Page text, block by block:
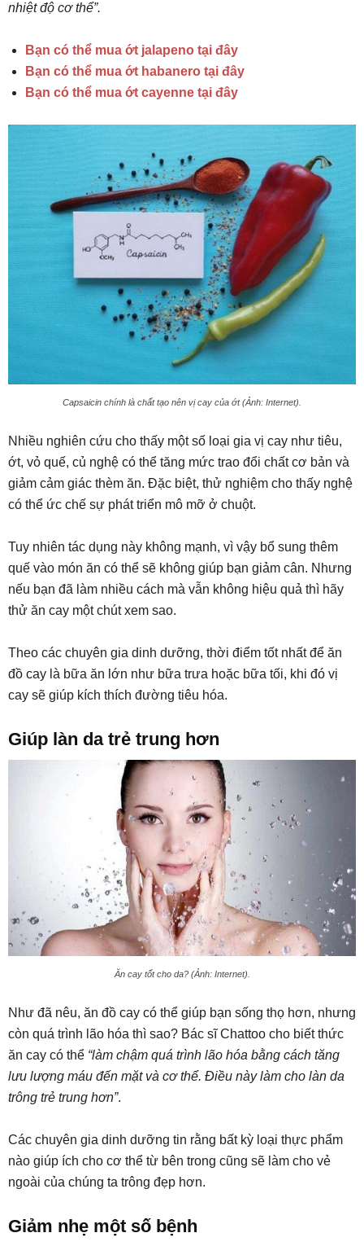
nhiệt độ cơ thể”.
Bạn có thể mua ớt jalapeno tại đây
Bạn có thể mua ớt habanero tại đây
Bạn có thể mua ớt cayenne tại đây
Capsaicin chính là chất tạo nên vị cay của ớt (Ảnh: Internet).
Nhiều nghiên cứu cho thấy một số loại gia vị cay như tiêu,
ớt, vỏ quế, củ nghệ có thể tăng mức trao đổi chất cơ bản và
giảm cảm giác thèm ăn. Đặc biệt, thử nghiệm cho thấy nghệ
có thể ức chế sự phát triển mô mỡ ở chuột.
Tuy nhiên tác dụng này không mạnh, vì vậy bổ sung thêm
quế vào món ăn có thể sẽ không giúp bạn giảm cân. Nhưng
nếu bạn đã làm nhiều cách mà vẫn không hiệu quả thì hãy
thử ăn cay một chút xem sao.
Theo các chuyên gia dinh dưỡng, thời điểm tốt nhất để ăn
đồ cay là bữa ăn lớn như bữa trưa hoặc bữa tối, khi đó vị
cay sẽ giúp kích thích đường tiêu hóa.
Giúp làn da trẻ trung hơn
Ăn cay tốt cho da? (Ảnh: Internet).
Như đã nêu, ăn đồ cay có thể giúp bạn sống thọ hơn, nhưng
còn quá trình lão hóa thì sao? Bác sĩ Chattoo cho biết thức
ăn cay có thể “làm chậm quá trình lão hóa bằng cách tăng
lưu lượng máu đến mặt và cơ thể. Điều này làm cho làn da
trông trẻ trung hơn”.
Các chuyên gia dinh dưỡng tin rằng bất kỳ loại thực phẩm
nào giúp ích cho cơ thể từ bên trong cũng sẽ làm cho vẻ
ngoài của chúng ta trông đẹp hơn.
Giảm nhẹ một số bệnh